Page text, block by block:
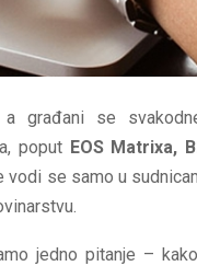
građani se
poput EOS Matrixa,
vodi se samo u
jedno pitanje –